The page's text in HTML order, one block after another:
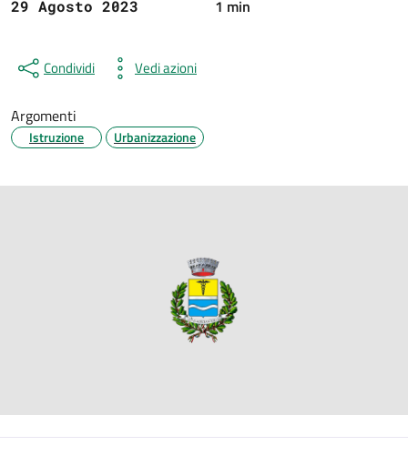
29 Agosto 2023 1 min
Condividi Vedi azioni
Argomenti
Istruzione Urbanizzazione